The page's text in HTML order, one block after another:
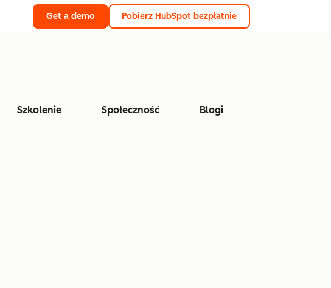
Get a demo Pobierz HubSpot bezpłatnie
Szkolenie Społeczność Blogi